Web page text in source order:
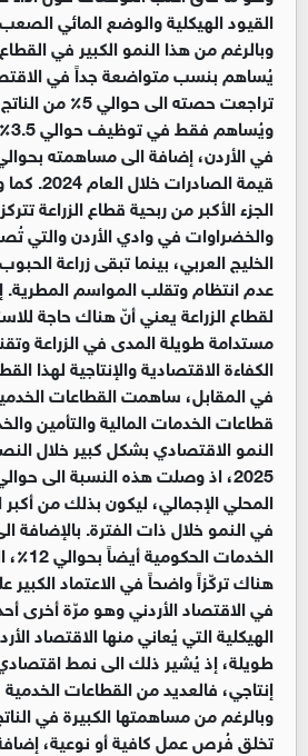
القيود الهيكلية والوضع المائي
وبالرغم من هذا النمو الكبير في القطاع
يُساهم بنسب متواضعة جداً في
تراجعت حصته الى
قيمة
الجزء الأكبر من ربحية قطاع الزراعة
والخضراوات في وادي الأردن والتي
الخليج العربي، بينما تبقى زراعة
عدم انتظام وتقلب المواسم المطرية.
لقطاع الزراعة يعني أنّ هناك حاجة
مستدامة طويلة المدى في الزراعة
الكفاءة الاقتصادية والإنتاجية لهذا
في المقابل، ساهمت القطاعات
قطاعات الخدمات المالية والتأمين
النمو الاقتصادي بشكل كبير خلال
المحلي الإجمالي، ليكون بذلك من
في النمو خلال ذات الفترة.
هناك تركّزاً واضحاً في الاعتماد الكبير
في الاقتصاد الأردني وهو مرّة أخرى
الهيكلية التي يُعاني منها الاقتصاد
طويلة، إذ يُشير ذلك الى نمط
إنتاجي، فالعديد من القطاعات
وبالرغم من مساهمتها الكبيرة في
تخلق فُرص عمل كافية أو نوعية، إضافة